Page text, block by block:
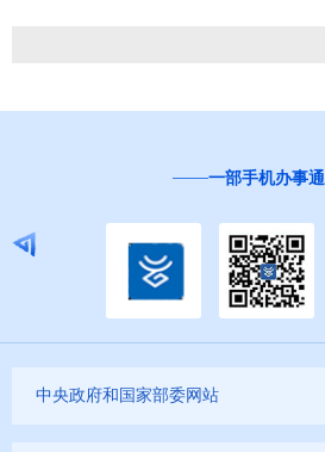
一部手机办事通
中央政府和国家部委网站